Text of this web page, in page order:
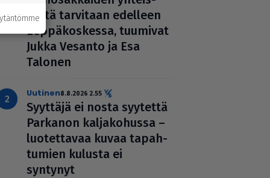
työtä tarvitaan edelleen
Lep­pä­kos­kessa, tuumivat
Jukka Vesanto ja Esa
Talonen
uutinen8.8.2026 2.55
Syyttäjä ei nosta syytettä
Parkanon kal­ja­ko­hussa –
luo­tet­ta­vaa kuvaa tapah­
tu­mien kulusta ei
syntynyt